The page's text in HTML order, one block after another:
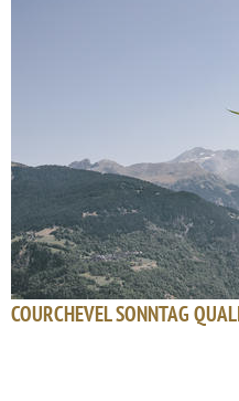
COURCHEVEL SONNTAG